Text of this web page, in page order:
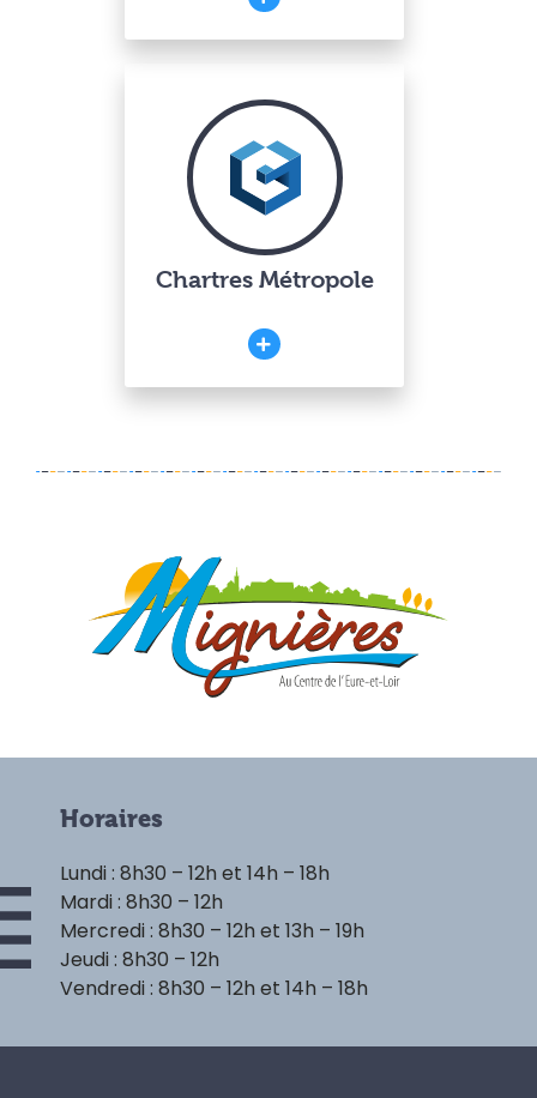
Chartres Métropole
Horaires
Lundi : 8h30 – 12h et 14h – 18h
Mardi : 8h30 – 12h
Mercredi : 8h30 – 12h et 13h – 19h
Jeudi : 8h30 – 12h
Vendredi : 8h30 – 12h et 14h – 18h